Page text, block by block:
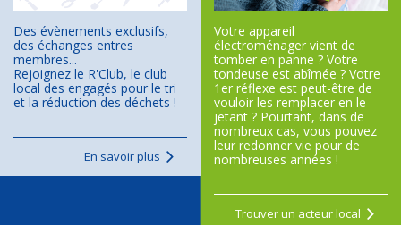
Des évènements exclusifs,
des échanges entres
membres...
Rejoignez le R'Club, le club
local des engagés pour le tri
et la réduction des déchets !
En savoir plus
Votre appareil
électroménager vient de
tomber en panne ? Votre
tondeuse est abîmée ? Votre
1er réflexe est peut-être de
vouloir les remplacer en le
jetant ? Pourtant, dans de
nombreux cas, vous pouvez
leur redonner vie pour de
nombreuses années !
Trouver un acteur local